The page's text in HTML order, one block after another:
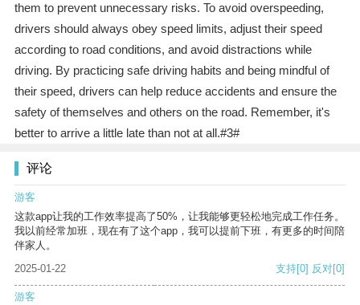
them to prevent unnecessary risks. To avoid overspeeding,
drivers should always obey speed limits, adjust their speed
according to road conditions, and avoid distractions while
driving. By practicing safe driving habits and being mindful of
their speed, drivers can help reduce accidents and ensure the
safety of themselves and others on the road. Remember, it's
better to arrive a little late than not at all.#3#
评论
游客
这款app让我的工作效率提高了50%，让我能够更轻松地完成工作任务。
我以前经常加班，现在有了这个app，我可以提前下班，有更多的时间陪
伴家人。
2025-01-22
支持[0] 反对[0]
游客